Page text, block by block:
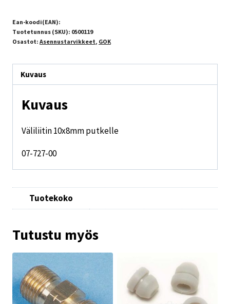
Ean-koodi(EAN):
Tuotetunnus (SKU): 0500119
Osastot: Asennustarvikkeet, GOK
Kuvaus
Kuvaus
Väliliitin 10x8mm putkelle
07-727-00
Tuotekoko
Tutustu myös